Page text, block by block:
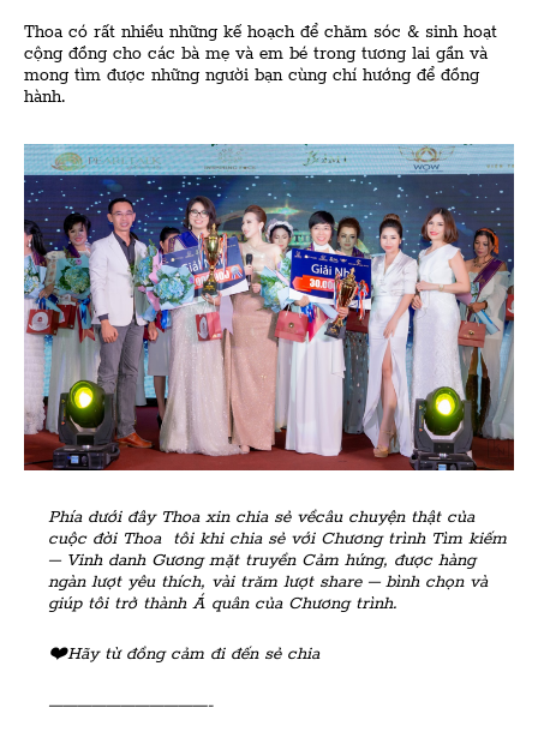
Thoa có rất nhiều những kế hoạch để chăm sóc & sinh hoạt
cộng đồng cho các bà mẹ và em bé trong tương lai gần và
mong tìm được những người bạn cùng chí hướng để đồng
hành.
Phía dưới đây Thoa xin chia sẻ vềcâu chuyện thật của
cuộc đời Thoa tôi khi chia sẻ với Chương trình Tìm kiếm
– Vinh danh Gương mặt truyền Cảm hứng, được hàng
ngàn lượt yêu thích, vài trăm lượt share – bình chọn và
giúp tôi trở thành Á quân của Chương trình.
❤️Hãy từ đồng cảm đi đến sẻ chia
———————————-